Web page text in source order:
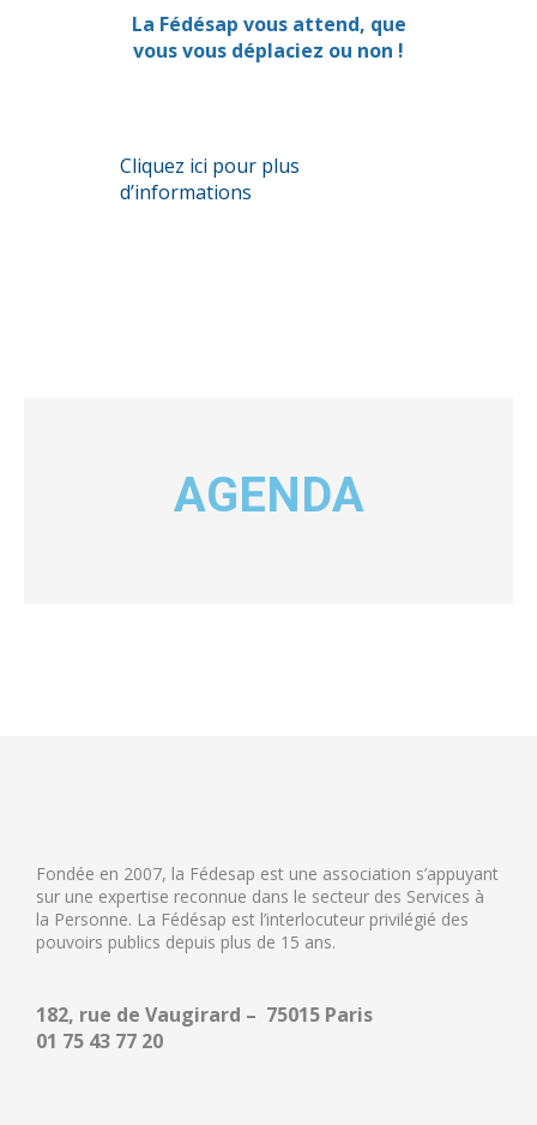
La Fédésap vous attend, que
vous vous déplaciez ou non !
Cliquez ici pour plus
d’informations
AGENDA
Fondée en 2007, la Fédesap est une association s’appuyant
sur une expertise reconnue dans le secteur des Services à
la Personne. La Fédésap est l’interlocuteur privilégié des
pouvoirs publics depuis plus de 15 ans.
182, rue de Vaugirard – 75015 Paris
01 75 43 77 20